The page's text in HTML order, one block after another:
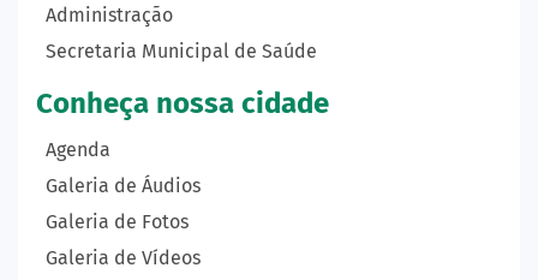
Administração
Secretaria Municipal de Saúde
Conheça nossa cidade
Agenda
Galeria de Áudios
Galeria de Fotos
Galeria de Vídeos